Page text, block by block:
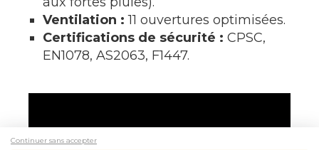
Ventilation : 11 ouvertures optimisées.
Certifications de sécurité : CPSC,
EN1078, AS2063, F1447.
Continuer sans accepter